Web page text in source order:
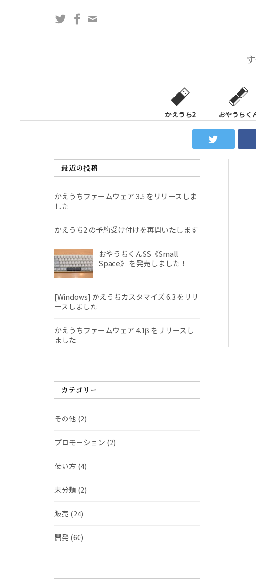
ス
TwitterFacebook
かえうち2 おやうちく
最近の投稿
かえうちファームウェア 3.5 をリリースしま
した
かえうち2 の予約受け付けを再開いたします
おやうちくんSS《Small
Space》 を発売しました！
[Windows] かえうちカスタマイズ 6.3 をリリ
ースしました
かえうちファームウェア 4.1β をリリースし
ました
カテゴリー
その他 (2)
プロモーション (2)
使い方 (4)
未分類 (2)
販売 (24)
開発(60)